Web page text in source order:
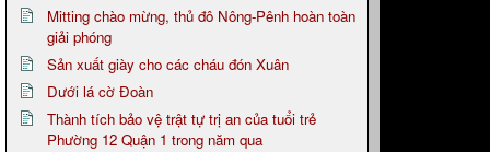
Mitting chào mừng, thủ đô Nông-Pênh hoàn toàn
giải phóng
Sản xuất giày cho các cháu đón Xuân
Dưới lá cờ Đoàn
Thành tích bảo vệ trật tự trị an của tuổi trẻ
Phường 12 Quận 1 trong năm qua